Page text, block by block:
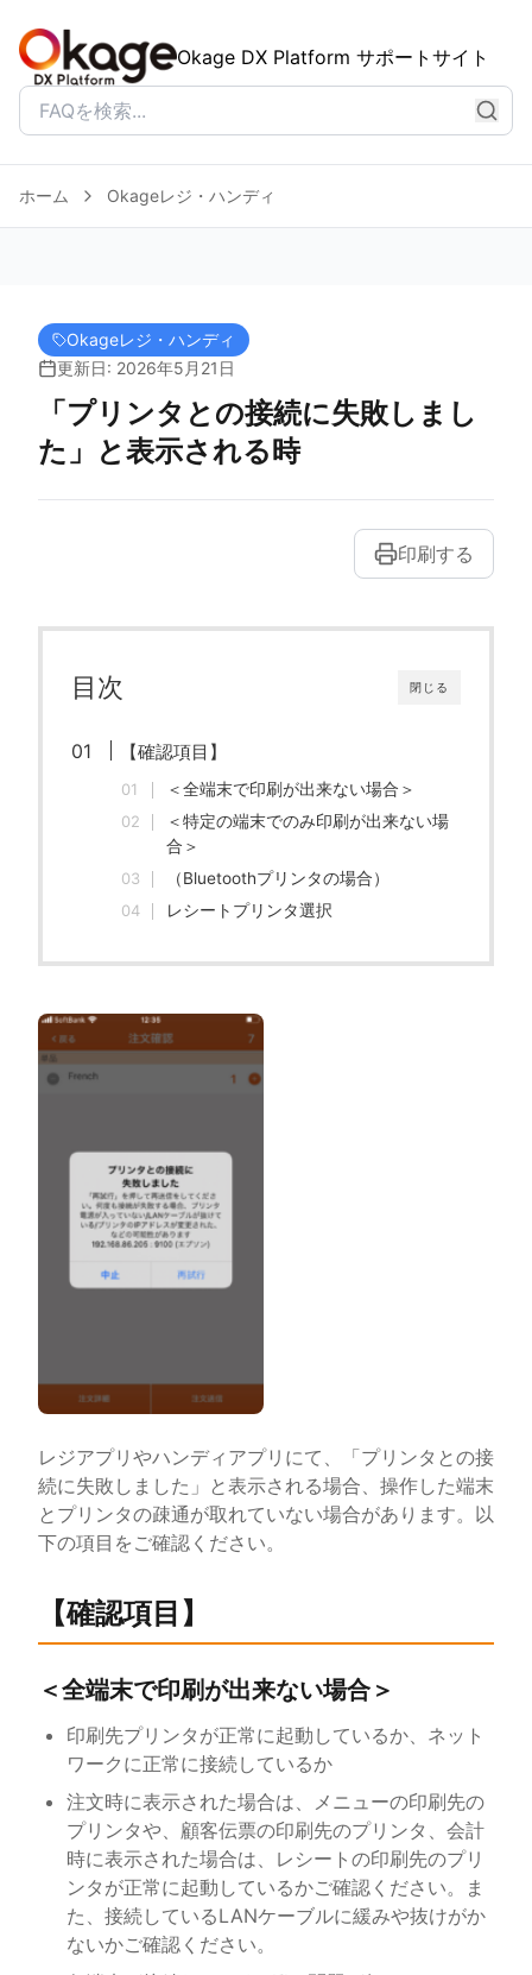
Okage DX Platform サポートサイト
ホーム Okageレジ・ハンディ
Okageレジ・ハンディ
更新日: 2026年5月21日
「プリンタとの接続に失敗しまし
た」と表示される時
印刷する
閉じる
目次
【確認項目】
＜全端末で印刷が出来ない場合＞
＜特定の端末でのみ印刷が出来ない場
合＞
（Bluetoothプリンタの場合）
レシートプリンタ選択
レジアプリやハンディアプリにて、「プリンタとの接
続に失敗しました」と表示される場合、操作した端末
とプリンタの疎通が取れていない場合があります。以
下の項目をご確認ください。
【確認項目】
＜全端末で印刷が出来ない場合＞
印刷先プリンタが正常に起動しているか、ネット
ワークに正常に接続しているか
注文時に表示された場合は、メニューの印刷先の
プリンタや、顧客伝票の印刷先のプリンタ、会計
時に表示された場合は、レシートの印刷先のプリ
ンタが正常に起動しているかご確認ください。ま
た、接続しているLANケーブルに緩みや抜けがか
ないかご確認ください。